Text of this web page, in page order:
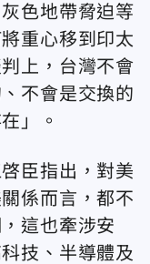
色地帶脅迫等
重心移到印太
上，台灣不會
不會是交換的
」。
臣指出，對美
係而言，都不
這也牽涉安
技、半導體及